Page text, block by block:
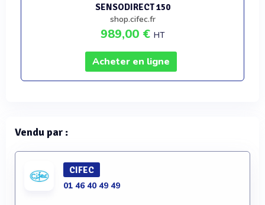
SENSODIRECT 150
shop.cifec.fr
989,00 € HT
Acheter en ligne
Vendu par :
CIFEC
01 46 40 49 49